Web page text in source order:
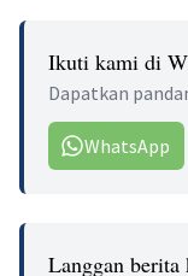
Ikuti kami di
Dapatkan
WhatsApp
Langgan berita